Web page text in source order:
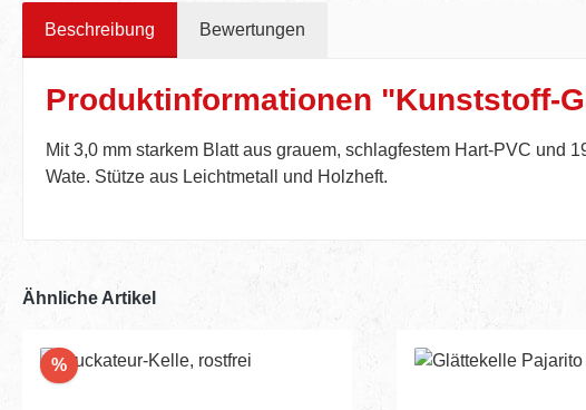
Beschreibung Bewertungen
Produktinformationen "Kunststoff-
Mit 3,0 mm starkem Blatt aus grauem, schlagfestem Hart-PVC und
Wate. Stütze aus Leichtmetall und Holzheft.
Ähnliche Artikel
%Rabatt